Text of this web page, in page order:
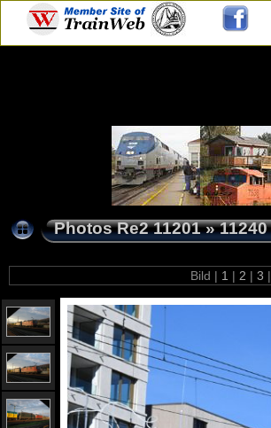
Photos Re2 11201»11240
Bild | 1 | 2 | 3 |